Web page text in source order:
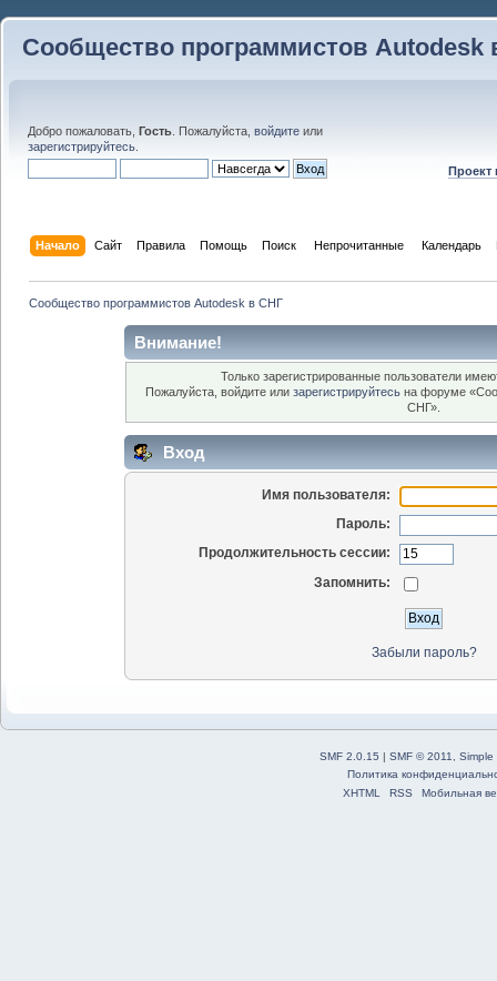
Сообщество программистов Autodesk
Добро пожаловать, Гость . Пожалуйста, войдите или
зарегистрируйтесь
Проект
Начало Сайт Правила Помощь Поиск Непрочитанные Календарь
Сообщество программистов Autodesk в СНГ
Внимание!
Только зарегистрированные пользователи
Пожалуйста, войдите или зарегистрируйтесь на форуме
СНГ».
Вход
Имя пользователя:
Пароль:
Продолжительность сессии:
Запомнить:
Забыли пароль?
SMF 2.0.15 | SMF © 2011
Simple
Политика
XHTML
RSS Мобильная